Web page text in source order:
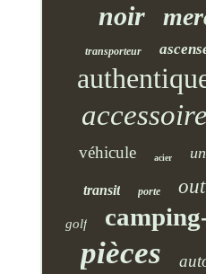
noir
transporteur
véhicule acier
transit porte
golf
pièces